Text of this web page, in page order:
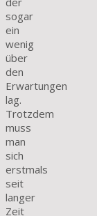
sogar
ein
wenig
über
den
Erwartungen
lag.
Trotzdem
muss
man
sich
erstmals
seit
langer
Zeit